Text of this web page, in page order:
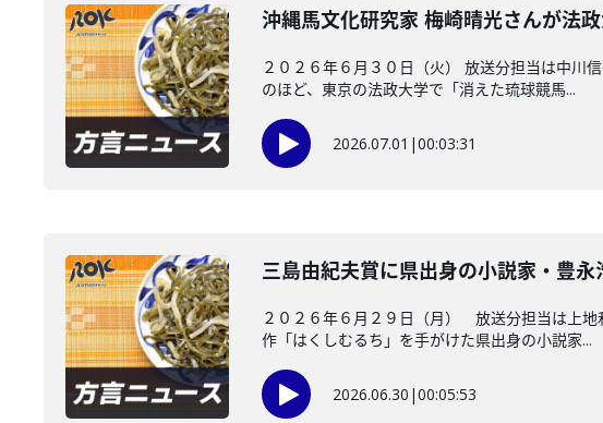
沖縄馬文化研究家 梅崎晴光さんが法
２０２６年６月３０日（火） 放送分担当は中川
のほど、東京の法政大学で「消えた琉球競馬...
2026.07.01 |00:03:31
三島由紀夫賞に県出身の小説家・豊永
２０２６年６月２９日（月） 放送分担当は上地
作「はくしむるち」を手がけた県出身の小説家...
2026.06.30 |00:05:53